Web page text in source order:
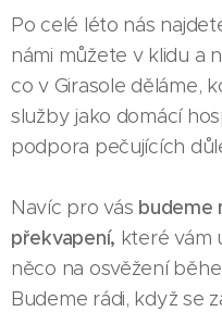
Po celé léto nás
námi můžete v klidu a
co v Girasole děláme,
služby jako domácí
podpora pečujících
Navíc pro vás budeme
překvapení, které vám
něco na osvěžení
Budeme rádi, když se